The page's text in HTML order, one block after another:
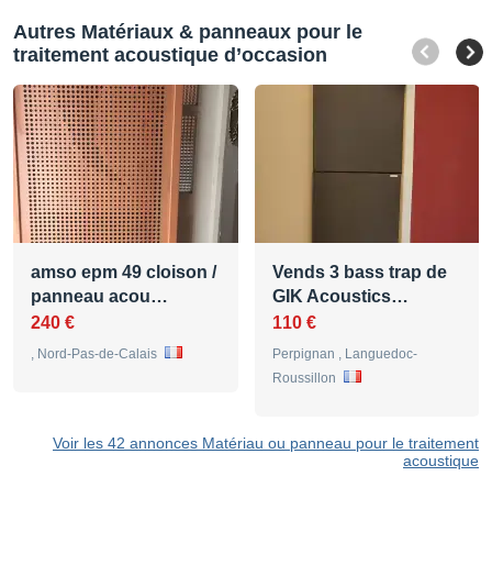
Autres Matériaux & panneaux pour le
traitement acoustique d’occasion
amso epm 49 cloison /
panneau acou…
240 €
, Nord-Pas-de-Calais
Vends 3 bass trap de
GIK Acoustics…
110 €
Perpignan , Languedoc-
Roussillon
Voir les 42 annonces Matériau ou panneau pour le traitement
acoustique